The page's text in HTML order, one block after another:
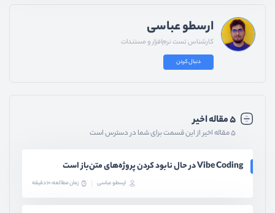
ارسطو عباسی
کارشناس تست نرم‌افزار و مستندات
دنبال کردن
۵ مقاله اخیر
۵ مقاله اخیر از این قسمت برای شما در دسترس است
Vibe Coding در حال نابود کردن پروژه‌های متن‌باز است
ارسطو عباسی زمان مطالعه: 10 دقیقه